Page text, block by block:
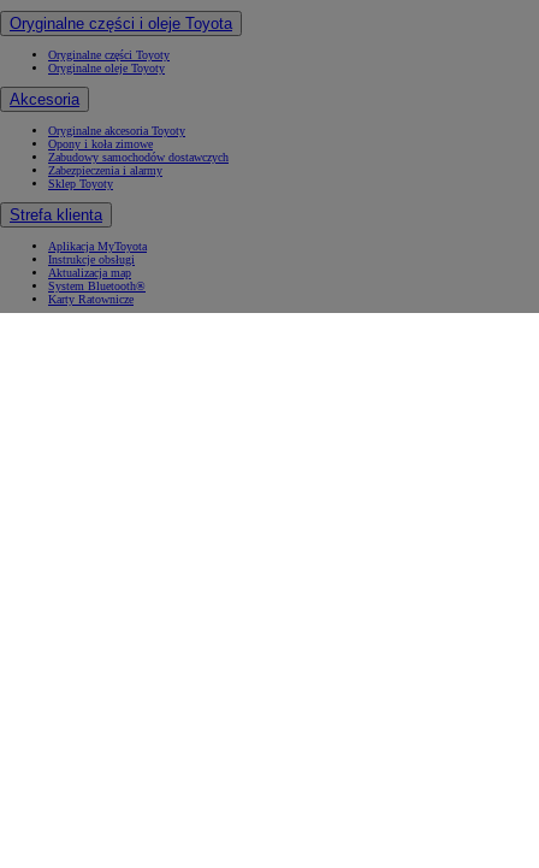
Oryginalne części i oleje Toyota
Oryginalne części Toyoty
Oryginalne oleje Toyoty
Akcesoria
Oryginalne akcesoria Toyoty
Opony i koła zimowe
Zabudowy samochodów dostawczych
Zabezpieczenia i alarmy
Sklep Toyoty
Strefa klienta
Aplikacja MyToyota
Instrukcje obsługi
Aktualizacja map
System Bluetooth®
Karty Ratownicze